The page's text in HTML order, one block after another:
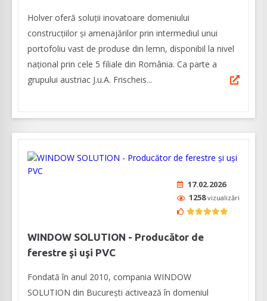
Holver oferă soluții inovatoare domeniului
construcțiilor și amenajărilor prin intermediul unui
portofoliu vast de produse din lemn, disponibil la nivel
național prin cele 5 filiale din România. Ca parte a
grupului austriac J.u.A. Frischeis...
17.02.2026
1258vizualizări
WINDOW SOLUTION - Producător de
ferestre şi uşi PVC
Fondată în anul 2010, compania WINDOW
SOLUTION din Bucureşti activează în domeniul